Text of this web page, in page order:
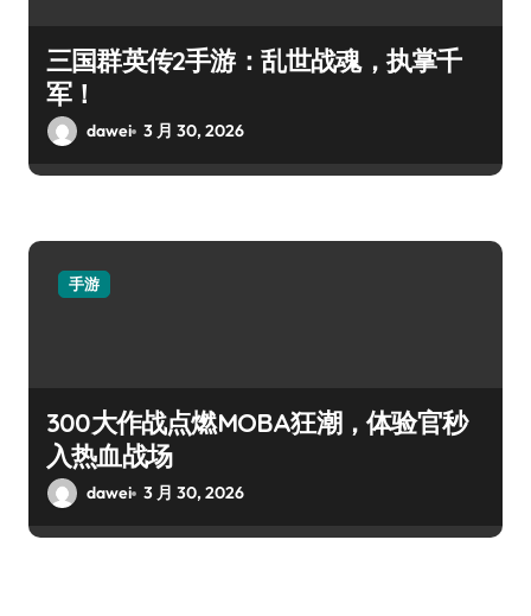
三国群英传2手游：乱世战魂，执掌千
军！
dawei 3 月 30, 2026
手游
300大作战点燃MOBA狂潮，体验官秒
入热血战场
dawei 3 月 30, 2026